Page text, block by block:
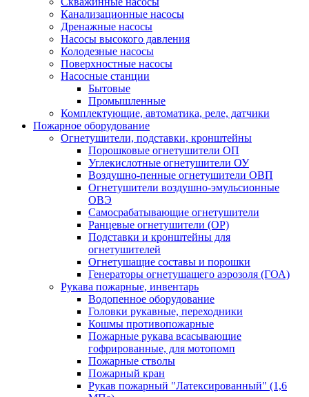
Канализационные насосы
Дренажные насосы
Насосы высокого давления
Колодезные насосы
Поверхностные насосы
Насосные станции
Бытовые
Промышленные
Комплектующие, автоматика, реле, датчики
Пожарное оборудование
Огнетушители, подставки, кронштейны
Порошковые огнетушители ОП
Углекислотные огнетушители ОУ
Воздушно-пенные огнетушители ОВП
Огнетушители воздушно-эмульсионные
ОВЭ
Самосрабатывающие огнетушители
Ранцевые огнетушители (ОР)
Подставки и кронштейны для
огнетушителей
Огнетушащие составы и порошки
Генераторы огнетушащего аэрозоля (ГОА)
Рукава пожарные, инвентарь
Водопенное оборудование
Головки рукавные, переходники
Кошмы противопожарные
Пожарные рукава всасывающие
гофрированные, для мотопомп
Пожарные стволы
Пожарный кран
Рукав пожарный "Латексированный" (1,6